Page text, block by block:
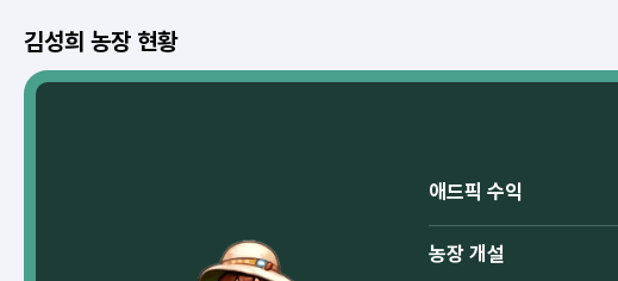
김성희 농장 현황
애드픽 수익
농장 개설